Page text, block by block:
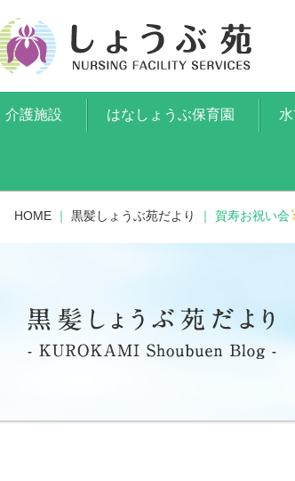
介護施設 はなしょうぶ保育園
HOME ｜ 黒髪しょうぶ苑だより ｜ 賀寿お祝い会